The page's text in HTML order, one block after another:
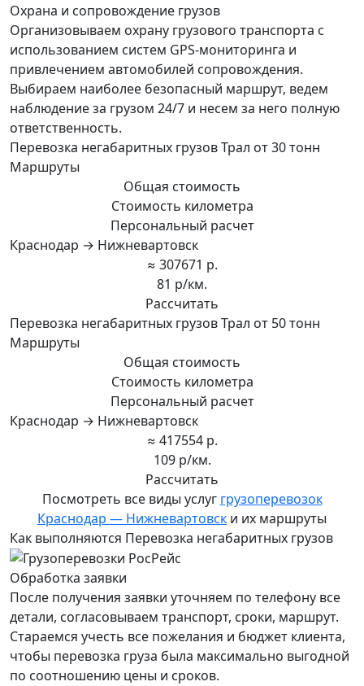
Охрана и сопровождение грузов
Организовываем охрану грузового транспорта с
использованием систем GPS-мониторинга и
привлечением автомобилей сопровождения.
Выбираем наиболее безопасный маршрут, ведем
наблюдение за грузом 24/7 и несем за него полную
ответственность.
Перевозка негабаритных грузов Трал от 30 тонн
Маршруты
Общая стоимость
Стоимость километра
Персональный расчет
Краснодар → Нижневартовск
≈ 307671 р.
81 р/км.
Рассчитать
Перевозка негабаритных грузов Трал от 50 тонн
Маршруты
Общая стоимость
Стоимость километра
Персональный расчет
Краснодар → Нижневартовск
≈ 417554 р.
109 р/км.
Рассчитать
Посмотреть все виды услуг грузоперевозок
Краснодар — Нижневартовск и их маршруты
Как выполняются Перевозка негабаритных грузов
Обработка заявки
После получения заявки уточняем по телефону все
детали, согласовываем транспорт, сроки, маршрут.
Стараемся учесть все пожелания и бюджет клиента,
чтобы перевозка груза была максимально выгодной
по соотношению цены и сроков.